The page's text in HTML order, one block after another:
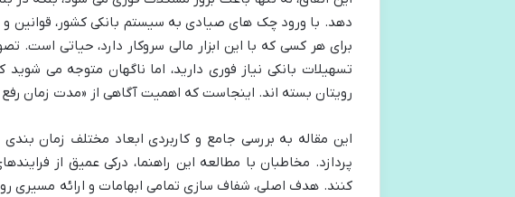
دهد. با ورود چک های صیادی به سیستم بانکی کشور، قوانین
برای هر کسی که با این ابزار مالی سروکار دارد، حیاتی است.
تسهیلات بانکی نیاز فوری دارید، اما ناگهان متوجه می
رویتان بسته اند. اینجاست که اهمیت آگاهی از «مدت زمان
این مقاله به بررسی جامع و کاربردی ابعاد مختلف زمان
پردازد. مخاطبان با مطالعه این راهنما، درکی عمیق از
کنند. هدف اصلی، شفاف سازی تمامی ابهامات و ارائه مسیری